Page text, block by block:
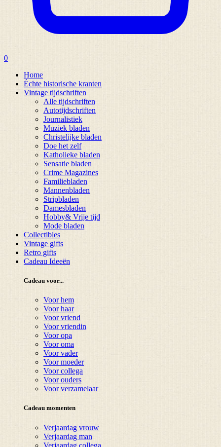
0
Home
Échte historische kranten
Vintage tijdschriften
Alle tijdschriften
Autotijdschriften
Journalistiek
Muziek bladen
Christelijke bladen
Doe het zelf
Katholieke bladen
Sensatie bladen
Crime Magazines
Familiebladen
Mannenbladen
Stripbladen
Damesbladen
Hobby& Vrije tijd
Mode bladen
Collectibles
Vintage gifts
Retro gifts
Cadeau Ideeën
Cadeau voor...
Voor hem
Voor haar
Voor vriend
Voor vriendin
Voor opa
Voor oma
Voor vader
Voor moeder
Voor collega
Voor ouders
Voor verzamelaar
Cadeau momenten
Verjaardag vrouw
Verjaardag man
Verjaardag collega